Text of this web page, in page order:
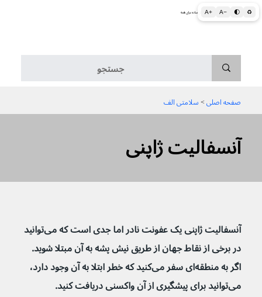
A+ A− 🌓 ♻ اطلاعات پزشکی و بهداشتی به زبان ساده برای همه
آنسفالیت ژاپنی
صفحه اصلی > سلامتی الف
آنسفالیت ژاپنی یک عفونت نادر اما جدی است که می‌توانید
در برخی از نقاط جهان از طریق نیش پشه به آن مبتلا شوید.
اگر به منطقه‌ای سفر می‌کنید که خطر ابتلا به آن وجود دارد،
می‌توانید برای پیشگیری از آن واکسنی دریافت کنید.